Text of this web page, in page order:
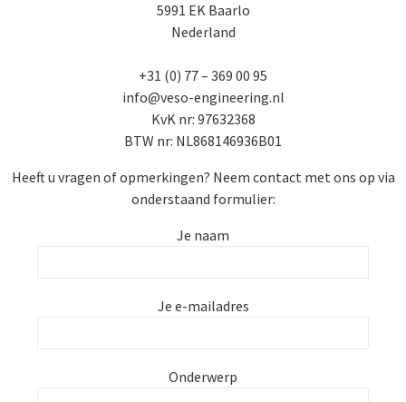
5991 EK Baarlo
Nederland
+31 (0) 77 – 369 00 95
info@veso-engineering.nl
KvK nr: 97632368
BTW nr: NL868146936B01
Heeft u vragen of opmerkingen? Neem contact met ons op via
onderstaand formulier:
Je naam
Je e-mailadres
Onderwerp